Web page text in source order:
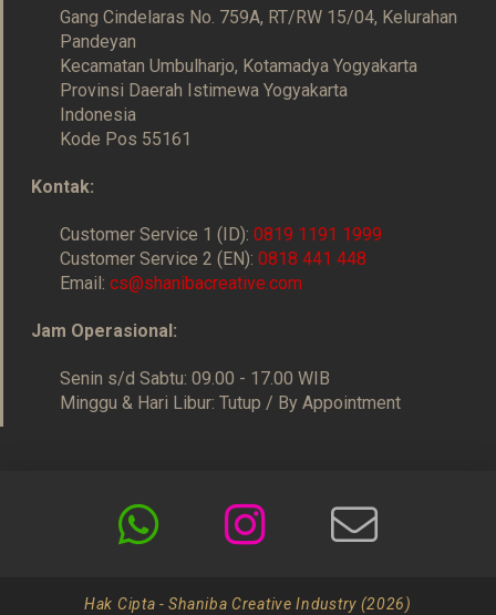
Gang Cindelaras No. 759A, RT/RW 15/04, Kelurahan
Pandeyan
Kecamatan Umbulharjo, Kotamadya Yogyakarta
Provinsi Daerah Istimewa Yogyakarta
Indonesia
Kode Pos 55161
Kontak:
Customer Service 1 (ID):0819 1191 1999
Customer Service 2 (EN):0818 441 448
Email:cs@shanibacreative.com
Jam Operasional:
Senin s/d Sabtu: 09.00 - 17.00 WIB
Minggu & Hari Libur: Tutup / By Appointment
Hak Cipta - Shaniba Creative Industry (2026)